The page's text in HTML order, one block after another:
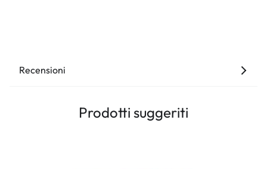
Recensioni
Prodotti suggeriti